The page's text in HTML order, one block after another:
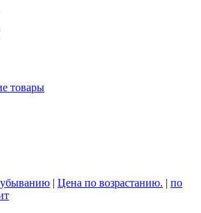
товары
| Цена по возрастанию. | по